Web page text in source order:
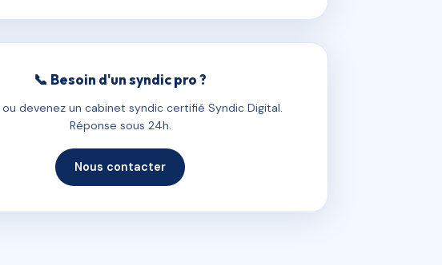
📞 Besoin d'un syndic pro ?
ou devenez un cabinet syndic certifié Syndic Digital.
Réponse sous 24h.
Nous contacter